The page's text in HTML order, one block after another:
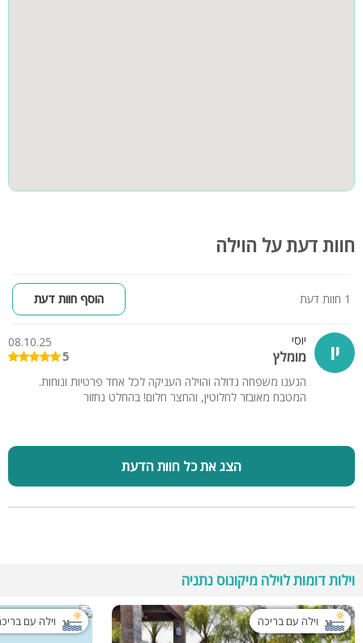
זוגות, ולמסיבת רווקות סולידית
חוות דעת על הוילה
1 חוות דעת הוסף חוות דעת
יו יוסי
מומלץ
08.10.25
5
הגענו משפחה גדולה והוילה העניקה לכל אחד פרטיות ונוחות.
המטבח מאובזר לחלוטין, והחצר חלום! בהחלט נחזור
הצג את כל חוות הדעת
וילות דומות לוילה מיקונוס נתניה
וילה עם בריכה וילה עם